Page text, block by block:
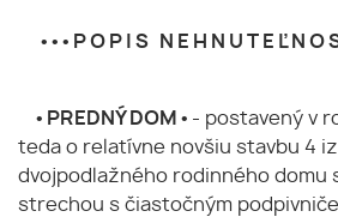
• • • P O P I S N E H N U T E Ľ N O S
• PREDNÝ DOM • - postavený v
teda o relatívne novšiu stavbu 4
dvojpodlažného rodinného domu
strechou s čiastočným